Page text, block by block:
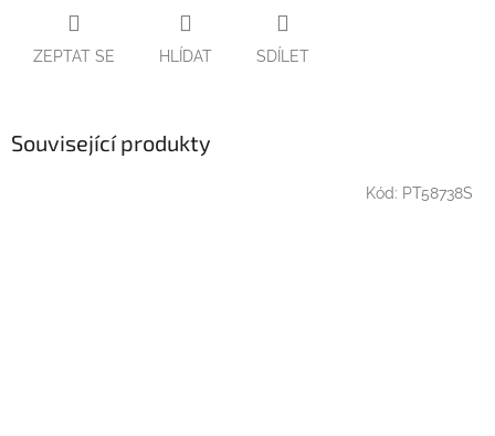
ZEPTAT SE HLÍDAT SDÍLET
Související produkty
Kód: PT58738S